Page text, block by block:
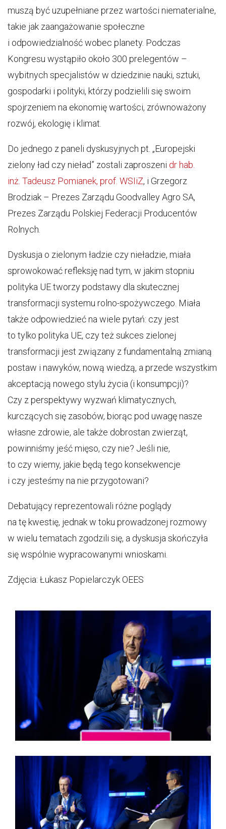
muszą być uzupełniane przez wartości niematerialne,
takie jak zaangażowanie społeczne
i odpowiedzialność wobec planety. Podczas
Kongresu wystąpiło około 300 prelegentów –
wybitnych specjalistów w dziedzinie nauki, sztuki,
gospodarki i polityki, którzy podzielili się swoim
spojrzeniem na ekonomię wartości, zrównoważony
rozwój, ekologię i klimat.
Do jednego z paneli dyskusyjnych pt. „Europejski
zielony ład czy nieład” zostali zaproszeni dr hab.
inż. Tadeusz Pomianek, prof. WSIiZ, i Grzegorz
Brodziak – Prezes Zarządu Goodvalley Agro SA,
Prezes Zarządu Polskiej Federacji Producentów
Rolnych.
Dyskusja o zielonym ładzie czy nieładzie, miała
sprowokować refleksję nad tym, w jakim stopniu
polityka UE tworzy podstawy dla skutecznej
transformacji systemu rolno-spożywczego. Miała
także odpowiedzieć na wiele pytań: czy jest
to tylko polityka UE, czy też sukces zielonej
transformacji jest związany z fundamentalną zmianą
postaw i nawyków, nową wiedzą, a przede wszystkim
akceptacją nowego stylu życia (i konsumpcji)?
Czy z perspektywy wyzwań klimatycznych,
kurczących się zasobów, biorąc pod uwagę nasze
własne zdrowie, ale także dobrostan zwierząt,
powinniśmy jeść mięso, czy nie? Jeśli nie,
to czy wiemy, jakie będą tego konsekwencje
i czy jesteśmy na nie przygotowani?
Debatujący reprezentowali różne poglądy
na tę kwestię, jednak w toku prowadzonej rozmowy
w wielu tematach zgodzili się, a dyskusja skończyła
się wspólnie wypracowanymi wnioskami.
Zdjęcia: Łukasz Popielarczyk OEES